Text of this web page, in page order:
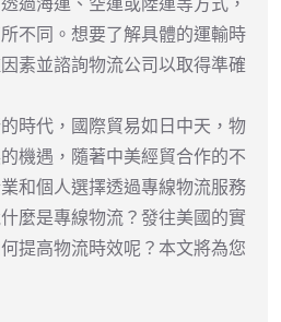
不同。想要了解具體的運輸時
素並諮詢物流公司以取得準確
時代，國際貿易如日中天，物
機遇，隨著中美經貿合作的不
和個人選擇透過專線物流服務
麼是專線物流？發往美國的實
提高物流時效呢？本文將為您